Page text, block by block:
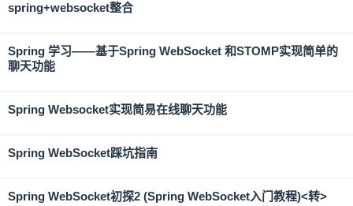
spring+websocket整合
Spring 学习——基于Spring WebSocket 和STOMP实现简单的
聊天功能
Spring Websocket实现简易在线聊天功能
Spring WebSocket踩坑指南
Spring WebSocket初探2 (Spring WebSocket入门教程)<转>